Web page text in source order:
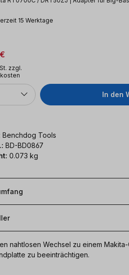
15 Werktage
Preis:
zzgl.
In den
Benchdog Tools
BD-BD0867
0.073 kg
nahtlosen Wechsel zu einem
zu beeinträchtigen.